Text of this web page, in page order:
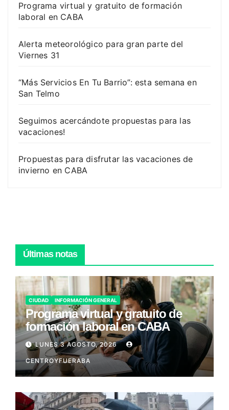
Programa virtual y gratuito de formación
laboral en CABA
Alerta meteorológico para gran parte del
Viernes 31
“Más Servicios En Tu Barrio”: esta semana en
San Telmo
Seguimos acercándote propuestas para las
vacaciones!
Propuestas para disfrutar las vacaciones de
invierno en CABA
Últimas notas
CIUDAD INFORMACIÓN GENERAL
Programa virtual y gratuito de
formación laboral en CABA
LUNES 3 AGOSTO, 2026
CENTROYFUERABA